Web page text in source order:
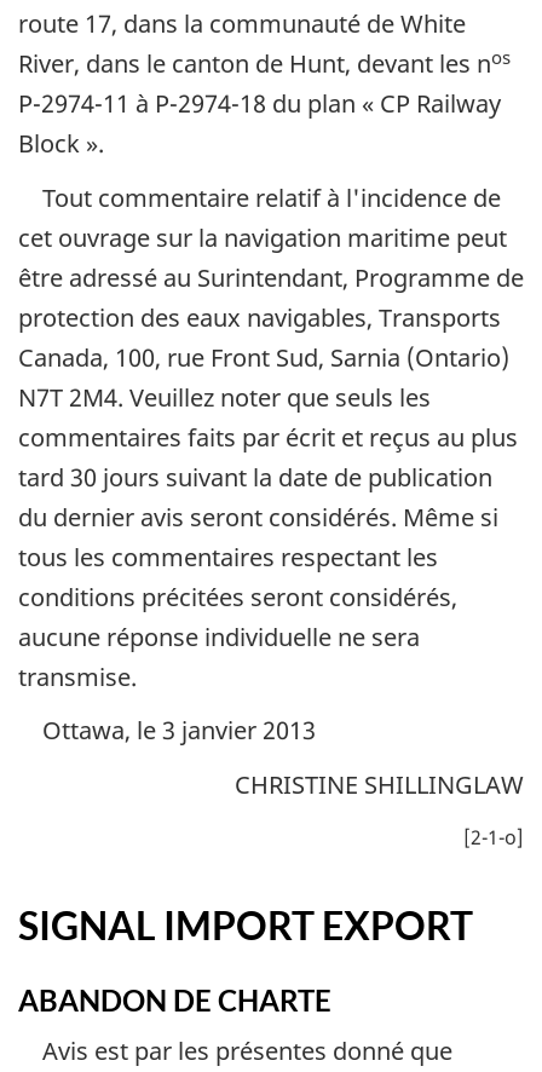
route 17, dans la communauté de White
River, dans le canton de Hunt, devant les nos
P-2974-11 à P-2974-18 du plan « CP Railway
Block ».
Tout commentaire relatif à l'incidence de
cet ouvrage sur la navigation maritime peut
être adressé au Surintendant, Programme de
protection des eaux navigables, Transports
Canada, 100, rue Front Sud, Sarnia (Ontario)
N7T 2M4. Veuillez noter que seuls les
commentaires faits par écrit et reçus au plus
tard 30 jours suivant la date de publication
du dernier avis seront considérés. Même si
tous les commentaires respectant les
conditions précitées seront considérés,
aucune réponse individuelle ne sera
transmise.
Ottawa, le 3 janvier 2013
CHRISTINE SHILLINGLAW
[2-1-o]
SIGNAL IMPORT EXPORT
ABANDON DE CHARTE
Avis est par les présentes donné que